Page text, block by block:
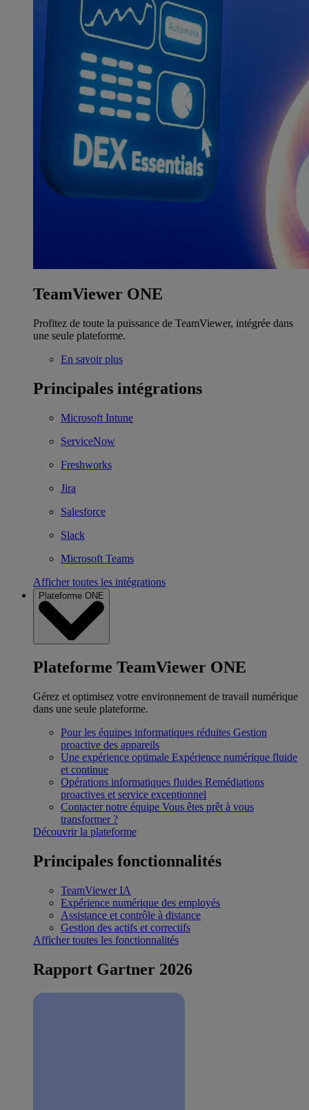
TeamViewer ONE
Profitez de toute la puissance de TeamViewer, intégrée dans
une seule plateforme.
En savoir plus
Principales intégrations
Microsoft Intune
ServiceNow
Freshworks
Jira
Salesforce
Slack
Microsoft Teams
Afficher toutes les intégrations
Plateforme ONE
Plateforme TeamViewer ONE
Gérez et optimisez votre environnement de travail numérique
dans une seule plateforme.
Pour les équipes informatiques réduites Gestion
proactive des appareils
Une expérience optimale Expérience numérique fluide
et continue
Opérations informatiques fluides Remédiations
proactives et service exceptionnel
Contacter notre équipe Vous êtes prêt à vous
transformer ?
Découvrir la plateforme
Principales fonctionnalités
TeamViewer IA
Expérience numérique des employés
Assistance et contrôle à distance
Gestion des actifs et correctifs
Afficher toutes les fonctionnalités
Rapport Gartner 2026